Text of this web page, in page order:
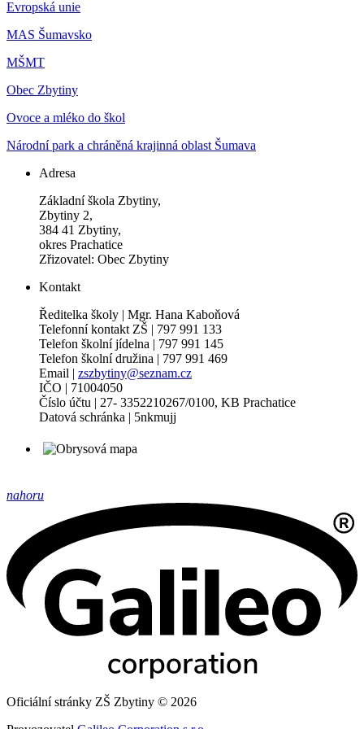
Evropská unie
MAS Šumavsko
MŠMT
Obec Zbytiny
Ovoce a mléko do škol
Národní park a chráněná krajinná oblast Šumava
Adresa
Základní škola Zbytiny,
Zbytiny 2,
384 41 Zbytiny,
okres Prachatice
Zřizovatel: Obec Zbytiny
Kontakt
Ředitelka školy | Mgr. Hana Kaboňová
Telefonní kontakt ZŠ | 797 991 133
Telefon školní jídelna | 797 991 145
Telefon školní družina | 797 991 469
Email | zszbytiny@seznam.cz
IČO | 71004050
Číslo účtu | 27- 3352210267/0100, KB Prachatice
Datová schránka | 5nkmujj
nahoru
Oficiální stránky ZŠ Zbytiny © 2026